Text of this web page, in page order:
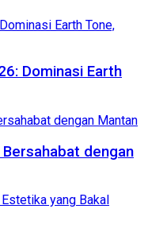
Dominasi Earth
dengan